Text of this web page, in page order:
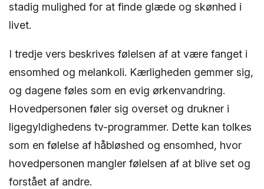
stadig mulighed for at finde glæde og skønhed i
livet.
I tredje vers beskrives følelsen af at være fanget i
ensomhed og melankoli. Kærligheden gemmer sig,
og dagene føles som en evig ørkenvandring.
Hovedpersonen føler sig overset og drukner i
ligegyldighedens tv-programmer. Dette kan tolkes
som en følelse af håbløshed og ensomhed, hvor
hovedpersonen mangler følelsen af at blive set og
forstået af andre.